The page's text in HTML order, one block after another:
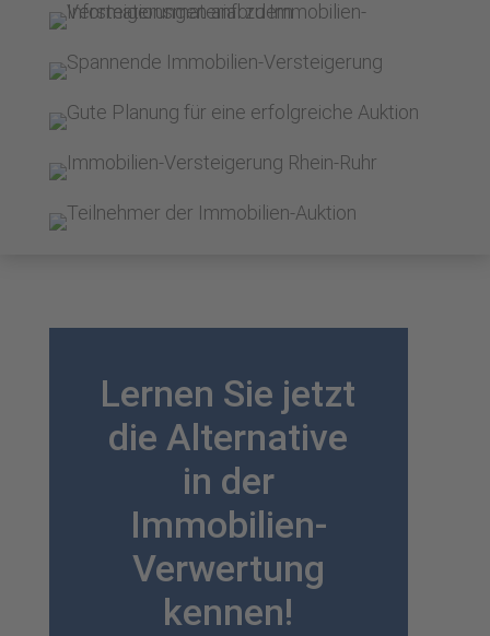
Lernen Sie jetzt
die Alternative
in der
Immobilien-
Verwertung
kennen!